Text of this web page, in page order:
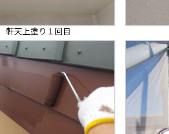
軒天上塗り１回目